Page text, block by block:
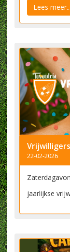
Lees meer...
22-02-2026
jaarlijkse